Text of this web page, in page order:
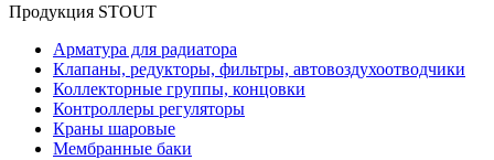
Продукция STOUT
Арматура для радиатора
Клапаны, редукторы, фильтры, автовоздухоотводчики
Коллекторные группы, концовки
Контроллеры регуляторы
Краны шаровые
Мембранные баки